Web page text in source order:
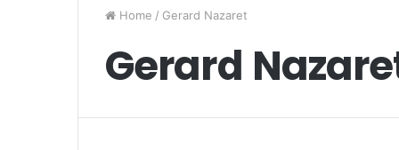
Home / Gerard Nazaret
Gerard